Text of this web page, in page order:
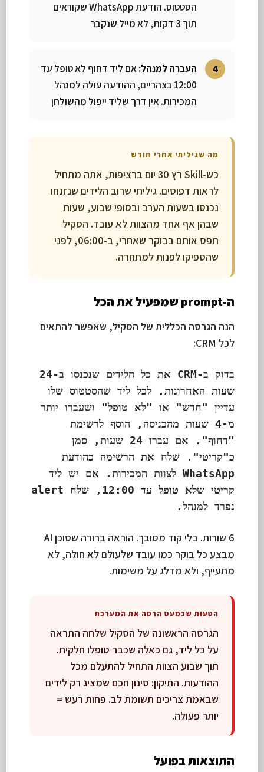
הסטטוס. הודעת WhatsApp שקוראים
תוך 3 דקות, לא מייל שנקבר
העברה למנהל:אם ליד דחוף לא טופל עד
12:00 בצהריים, ההודעה עולה למנהל
המכירות. אין דרך שליד ייפול מהשולחן
מה שגיליתי אחרי חודש
כש-Skill רץ 30 יום ברציפות, אתה מתחיל
לראות דפוסים. גיליתי שרוב הלידים שנזנחו
נכנסו בשעות הערב ובסופי שבוע, שעות
שבהן אף אחד מהצוות לא עובד. הסקיל
תפס אותם בבוקר שאחרי, ב-06:00, לפני
שהספיקו לפנות למתחרה.
ה-prompt שמפעיל את הכל
הנה הגרסה הכללית של הסקיל, שאפשר להתאים
לכל CRM:
בדוק ב-CRM את כל הלידים שנכנסו ב-24
שעות האחרונות. לכל ליד שהסטטוס שלו
עדיין "חדש" או "לא טופל" ושעברו יותר
מ-4 שעות מהכניסה, הוסף לרשימת
"דחוף". אם עברו 24 שעות, סמן
כ"קריטי". שלח את הרשימה כהודעת
WhatsApp לצוות המכירות. אם יש ליד
קריטי שלא טופל עד 12:00, שלח alert
נפרד למנהל.
6 שורות. בלי קוד מסובך. הוראה ברורה שסוכן AI
מבצע כל בוקר כמו עובד שלעולם לא חולה, לא
מתעייף, ולא מדלג על משימות.
הטעות שכמעט הרסה את המערכת
הגרסה הראשונה של הסקיל שלחה התראה
על כל ליד, גם כאלה שכבר טופלו חלקית.
תוך שבוע הצוות התחיל להתעלם מכל
ההודעות. התיקון: סינון חכם שמציג רק לידים
שבאמת צריכים תשומת לב. פחות רעש =
יותר פעולה.
התוצאות בפועל